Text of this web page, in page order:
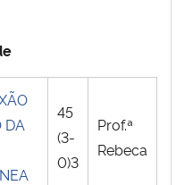
DA
45
(3-
0)3
Prof.ª
Rebeca